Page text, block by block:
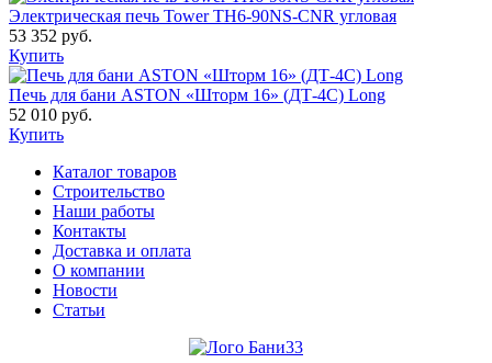
Электрическая печь Tower TH6-90NS-CNR угловая
53 352 руб.
Купить
Печь для бани ASTON «Шторм 16» (ДТ-4С) Long
52 010 руб.
Купить
Каталог товаров
Строительство
Наши работы
Контакты
Доставка и оплата
О компании
Новости
Статьи